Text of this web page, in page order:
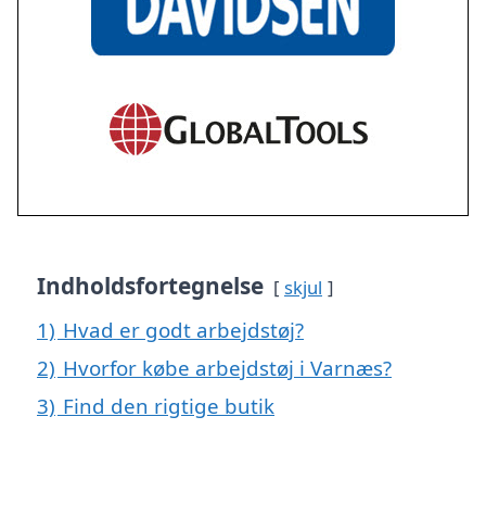
Indholdsfortegnelse skjul
1) Hvad er godt arbejdstøj?
2) Hvorfor købe arbejdstøj i Varnæs?
3) Find den rigtige butik